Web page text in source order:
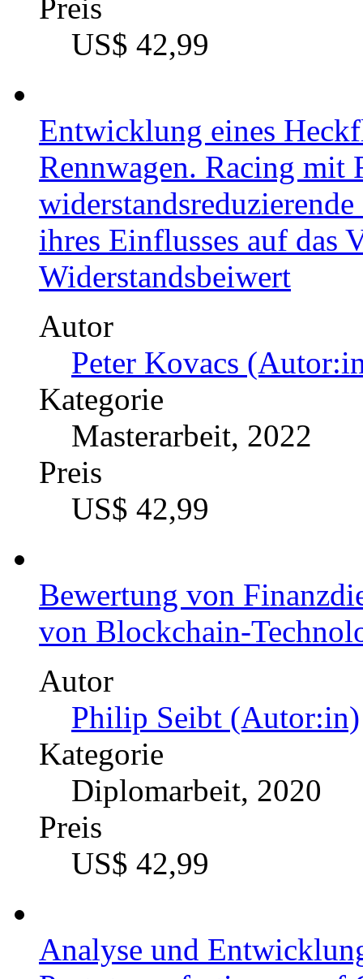
Autor
Anonym (Autor:in)
Masterarbeit, 2021
Preis
US$ 42,99
Konzeptionierung der
Management-Systems
fertigungstechnische
Autor
Florian Doleschal
Masterarbeit, 2007
Preis
US$ 42,99
Rennwagen. Racing mit